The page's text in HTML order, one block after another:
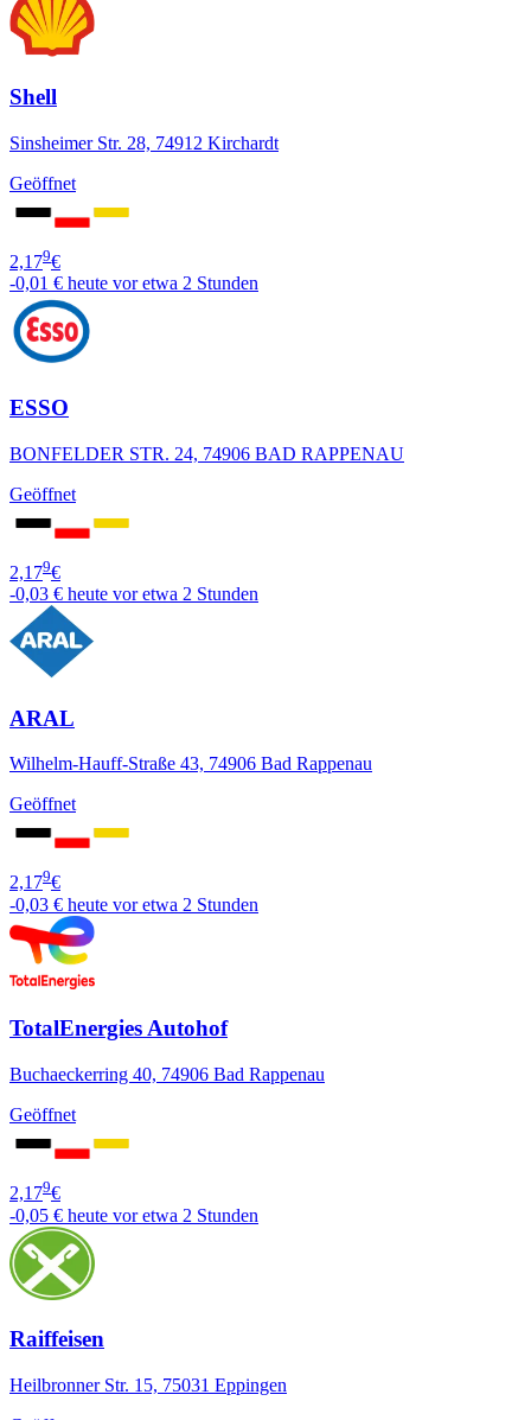
Shell
Sinsheimer Str. 28, 74912 Kirchardt
Geöffnet
2,179€
-0,01 € heute vor etwa 2 Stunden
ESSO
BONFELDER STR. 24, 74906 BAD RAPPENAU
Geöffnet
2,179€
-0,03 € heute vor etwa 2 Stunden
ARAL
Wilhelm-Hauff-Straße 43, 74906 Bad Rappenau
Geöffnet
2,179€
-0,03 € heute vor etwa 2 Stunden
TotalEnergies Autohof
Buchaeckerring 40, 74906 Bad Rappenau
Geöffnet
2,179€
-0,05 € heute vor etwa 2 Stunden
Raiffeisen
Heilbronner Str. 15, 75031 Eppingen